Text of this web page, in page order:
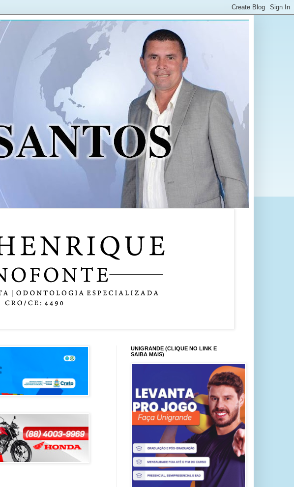
UNIGRANDE (CLIQUE NO LINK E
SAIBA MAIS)